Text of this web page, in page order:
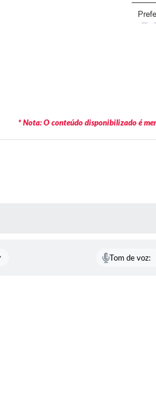
Prefeito
* Nota: O conteúdo disponibilizado é
Tom de voz: